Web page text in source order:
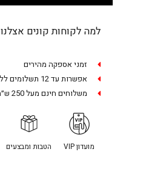
למה לקוחות קונים אצלנו
זמני אספקה מהירים
אפשרות עד 12 תשלומים ללא ריבית
משלוחים חינם מעל 250 ש״ח
מועדון VIP הטבות ומבצעים